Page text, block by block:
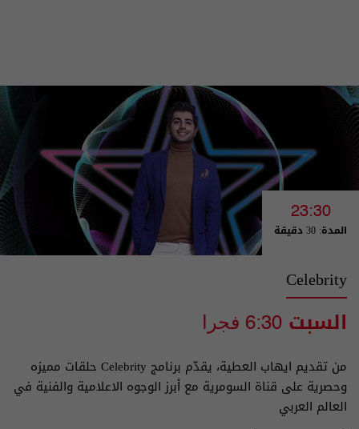
23:30
المدة: 30 دقيقة
Celebrity
السبت 6:30 فجرا
من تقديم ايهاب العطية، يقدّم برنامج Celebrity حلقات مميزه
وحصرية على قناة السومرية مع أبرز الوجوه الاعلامية والفنية في
العالم العربي